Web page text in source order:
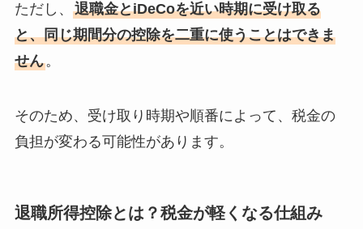
ただし、 退職金とiDeCoを近い時期に受け取る
と、同じ期間分の控除を二重に使うことはできま
せん。
そのため、受け取り時期や順番によって、税金の
負担が変わる可能性があります。
退職所得控除とは？税金が軽くなる仕組み